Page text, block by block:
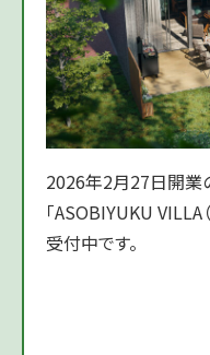
2026年2月27日開業
「ASOBIYUKU VILLA
受付中です。